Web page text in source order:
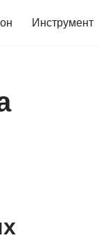
Инструмент